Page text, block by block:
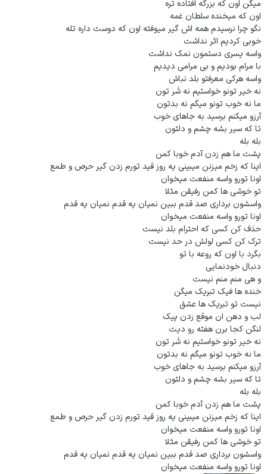
میگن اون که بزرگه افتاده تره
اون که میخنده سلطان غمه
نگو چرا نرسیدم همه اش گیر میوفته اون که دوست داره تله
خوبی کردیم اثر نداشت
واسه یسری دستمون نمک نداشت
با مرام بودیم و بی مرامی دیدیم
واسه هرکی معرفتو بلد نباش
نه خیر تونو خواستیم نه شَر تون
ما نه خوب تونو میگم نه بدتون
آرزو میکنم برسید به جاهای خوب
تا که سیر بشه چشم و دلتون
بله بله
پشت ما هم زدن آدم خوبا کمن
اینا که زخم میزنن میبینی یه روز قید تورم زدن گیر حرص و طمع
اونا تورو واسه منفعت میخوان
تو خوشی ها کمن رفیقن مثلا
واسشون برداری صد قدم ببین نمیان یه قدم نمیان یه قدم
اونا تورو واسه منفعت میخوان
حذف کن کسی که احترام بلد نیست
ترک کن کسی لولش در حد نیست
بگرد با اون که روعه با تو
دنبال خودنمایی
و هی منم منم نیست
خنده ها فیک تبریک میگن
نیست تو تبریک ها عشق
لب و دهن ان موقع زدن پیک
لنگن کجا برن هفته رو دیت
نه خیر تونو خواستیم نه شَر تون
ما نه خوب تونو میگم نه بدتون
آرزو میکنم برسید به جاهای خوب
تا که سیر بشه چشم و دلتون
بله بله
پشت ما هم زدن آدم خوبا کمن
اینا که زخم میزنن میبینی یه روز قید تورم زدن گیر حرص و طمع
اونا تورو واسه منفعت میخوان
تو خوشی ها کمن رفیقن مثلا
واسشون برداری صد قدم ببین نمیان یه قدم نمیان یه قدم
اونا تورو واسه منفعت میخوان